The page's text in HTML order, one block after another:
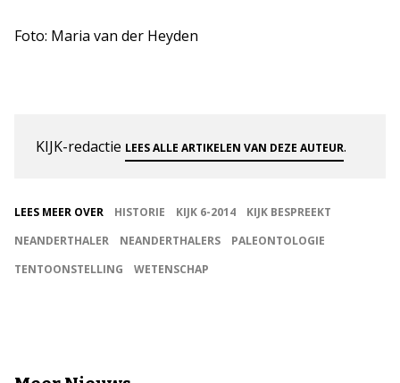
Foto: Maria van der Heyden
KIJK-redactie LEES ALLE ARTIKELEN VAN DEZE AUTEUR.
LEES MEER OVER HISTORIE KIJK 6-2014
KIJK BESPREEKT
NEANDERTHALER
NEANDERTHALERS
PALEONTOLOGIE
TENTOONSTELLING
WETENSCHAP